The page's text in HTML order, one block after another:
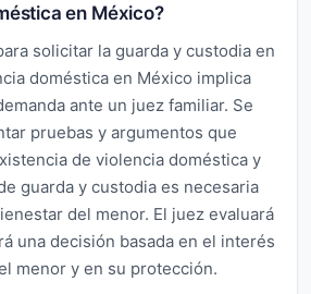
en México?
solicitar la guarda y custodia en
doméstica en México implica
ante un juez familiar. Se
pruebas y argumentos que
de violencia doméstica y
guarda y custodia es necesaria
del menor. El juez evaluará
una decisión basada en el interés
menor y en su protección.